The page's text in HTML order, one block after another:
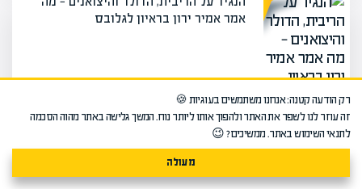
מימון ופיננסים
אמר אמיר ירון בראיון לגלובס
26/05/26 (י׳ סיון תשפ״ו) | מערכת אפיק
לראשונה מאז ינואר
רק הודעה קטנה: אנחנו משתמשים בעוגיות 🍪
זה עוזר לנו לשפר את האתר ולהפוך אותו ליותר נוח. המשך גלישה באתר מהוה הסכמה
לתנאי השימוש באתר. ממשיכים? 😉
מעולה